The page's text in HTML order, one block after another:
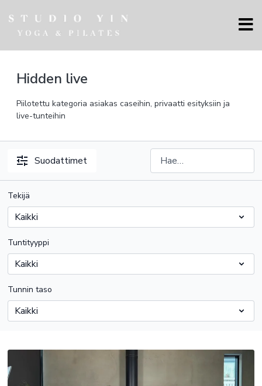
Hidden live
Piilotettu kategoria asiakas caseihin, privaatti esityksiin ja
live-tunteihin
Suodattimet
Tekijä
Tuntityyppi
Tunnin taso